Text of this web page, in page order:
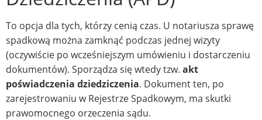
To opcja dla tych, którzy cenią czas. U notariusza sprawę
spadkową można zamknąć podczas jednej wizyty
(oczywiście po wcześniejszym umówieniu i dostarczeniu
dokumentów). Sporządza się wtedy tzw. akt
poświadczenia dziedziczenia. Dokument ten, po
zarejestrowaniu w Rejestrze Spadkowym, ma skutki
prawomocnego orzeczenia sądu.